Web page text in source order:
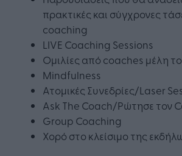
πρακτικές και σύγχρονες
coaching
LIVE Coaching Sessions
Ομιλίες από coaches μέλη
Mindfulness
Ατομικές Συνεδρίες/Laser
Ask The Coach/Ρώτησε τον
Group Coaching
Χορό στο κλείσιμο της